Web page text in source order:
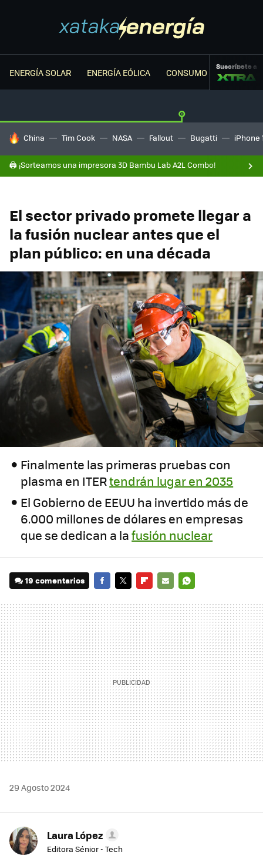
ENERGÍA SOLAR ENERGÍA EÓLICA CONSUMO ENERGÉTICO
Suscríbete a
HOY SE HABLA DE
China Tim Cook NASA Fallout Bugatti iPhone
🖨️ ¡Sorteamos una impresora 3D Bambu Lab A2L Combo!
El sector privado promete llegar a
la fusión nuclear antes que el
plan público: en una década
Finalmente las primeras pruebas con
plasma en ITERtendrán lugar en 2035
El Gobierno de EEUU ha invertido más de
6.000 millones de dólares en empresas
que se dedican a lafusión nuclear
19 comentarios
MAIL
29 Agosto 2024
Laura López
Editora Sénior - Tech